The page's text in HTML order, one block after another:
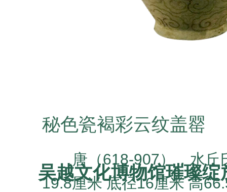
秘色瓷褐彩云纹盖罂
唐（618-907），水丘
19.8厘米 底径16厘米 高
吴越文化博物馆璀璨绽